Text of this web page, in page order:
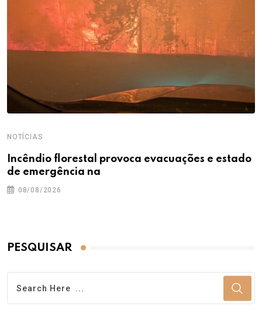
NOTÍCIAS
Incêndio florestal provoca evacuações e estado
de emergência na
08/08/2026
PESQUISAR